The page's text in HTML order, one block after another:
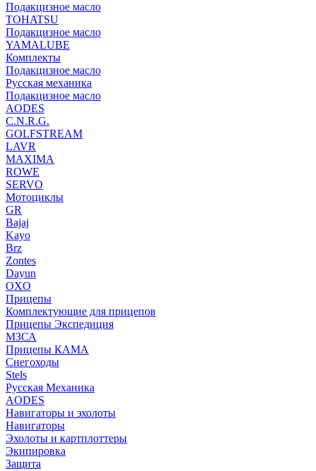
Подакцизное масло
TOHATSU
Подакцизное масло
YAMALUBE
Комплекты
Подакцизное масло
Русская механика
Подакцизное масло
AODES
C.N.R.G.
GOLFSTREAM
LAVR
MAXIMA
ROWE
SERVO
Мотоциклы
GR
Bajaj
Kayo
Brz
Zontes
Dayun
OXO
Прицепы
Комплектующие для прицепов
Прицепы Экспедиция
МЗСА
Прицепы КАМА
Снегоходы
Stels
Русская Механика
AODES
Навигаторы и эхолоты
Навигаторы
Эхолоты и картплоттеры
Экипировка
Защита